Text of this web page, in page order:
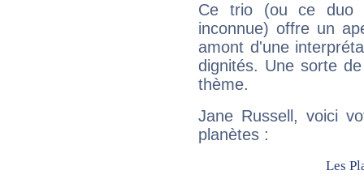
Ce trio (ou ce duo
inconnue) offre un
amont d'une
dignités. Une sorte
thème.
Jane Russell, voici
planètes :